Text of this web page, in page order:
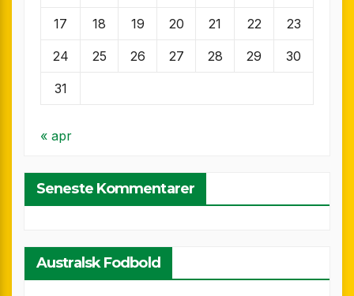
17 18 19 20 21 22 23
24 25 26 27 28 29 30
31
« apr
Seneste Kommentarer
Australsk Fodbold